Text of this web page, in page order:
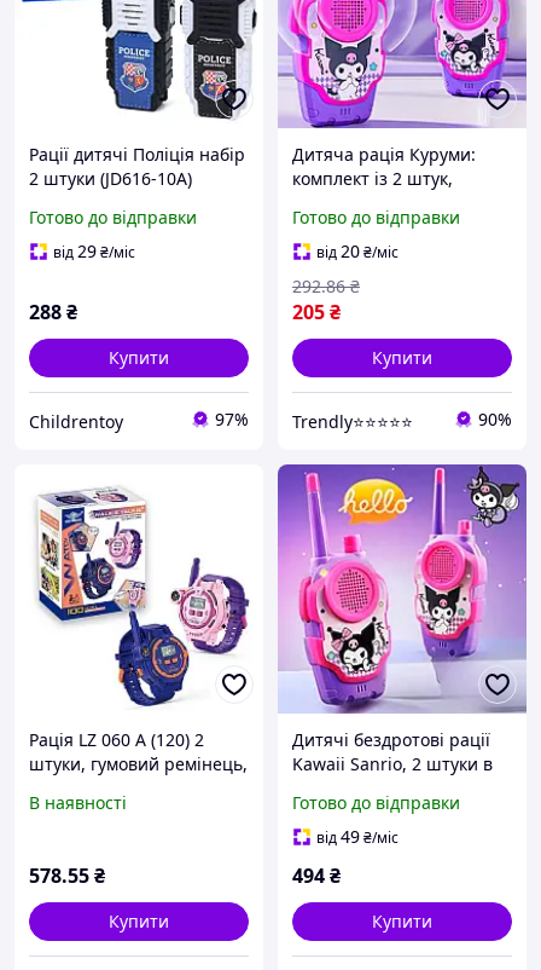
Рації дитячі Поліція набір
2 штуки (JD616-10A)
Готово до відправки
від29₴/міс
288₴
Купити
Childrentoy 97%
Дитяча рація Куруми:
комплект із 2 штук,
із двох рацій для дітей/
Іграшкова рація
Готово до відправки
від20₴/міс
205₴
292.86 ₴
Купити
Trendly⭐⭐⭐⭐⭐ 90%
Рація LZ 060 A (120) 2
штуки, гумовий ремінець,
електронний годинник,
В наявності
578.55₴
Купити
Дитячі бездротові рації
Kawaii Sanrio, 2 штуки в
Готово до відправки
від49₴/міс
494₴
Купити